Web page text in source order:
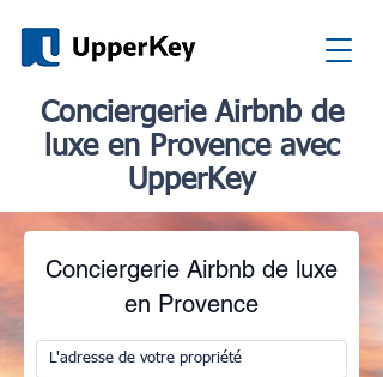
Conciergerie Airbnb de
luxe en Provence avec
UpperKey
Conciergerie Airbnb de luxe
en Provence